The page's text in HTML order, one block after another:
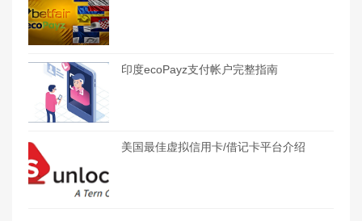
印度ecoPayz支付帐户完整指南
美国最佳虚拟信用卡/借记卡平台介绍